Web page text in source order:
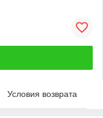
Условия возврата